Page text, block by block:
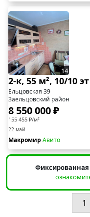
14
2-к, 55 м², 10/10 эт
Ельцовская 39
Заельцовский район
8 550 000 ₽
155 455 ₽/м²
22 май
Макромир Авито
Фиксированная
1